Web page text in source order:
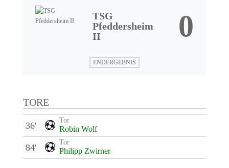
TSG
Pfeddersheim
II
0
ENDERGEBNIS
TORE
Tor
Robin Wolf
36'
Tor
Philipp Zwirner
84'